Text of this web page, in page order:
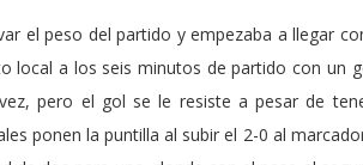
el peso del partido y empezaba a llegar
local a los seis minutos de partido con un
pero el gol se le resiste a pesar de
ponen la puntilla al subir el 2-0 al